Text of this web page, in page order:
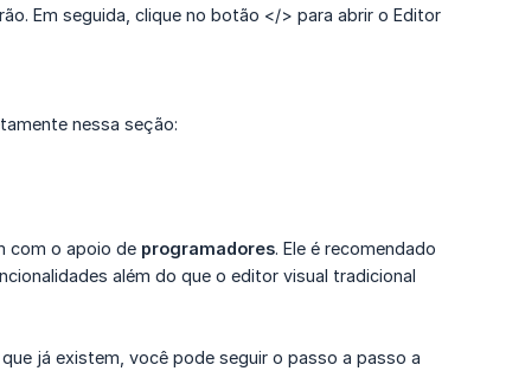
Em seguida, clique no botão </> para abrir o Editor
nessa seção:
com o apoio de programadores. Ele é recomendado
além do que o editor visual tradicional
já existem, você pode seguir o passo a passo a